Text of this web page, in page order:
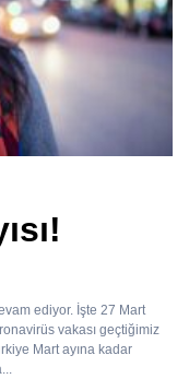
ediyor. İşte 27 Mart
vakası geçtiğimiz
Mart ayına kadar